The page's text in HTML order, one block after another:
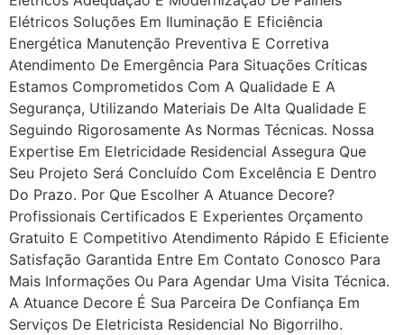
Elétricos Soluções Em Iluminação E Eficiência
Energética Manutenção Preventiva E Corretiva
Atendimento De Emergência Para Situações Críticas
Estamos Comprometidos Com A Qualidade E A
Segurança, Utilizando Materiais De Alta Qualidade E
Seguindo Rigorosamente As Normas Técnicas. Nossa
Expertise Em Eletricidade Residencial Assegura Que
Seu Projeto Será Concluído Com Excelência E Dentro
Do Prazo. Por Que Escolher A Atuance Decore?
Profissionais Certificados E Experientes Orçamento
Gratuito E Competitivo Atendimento Rápido E Eficiente
Satisfação Garantida Entre Em Contato Conosco Para
Mais Informações Ou Para Agendar Uma Visita Técnica.
A Atuance Decore É Sua Parceira De Confiança Em
Serviços De Eletricista Residencial No Bigorrilho.